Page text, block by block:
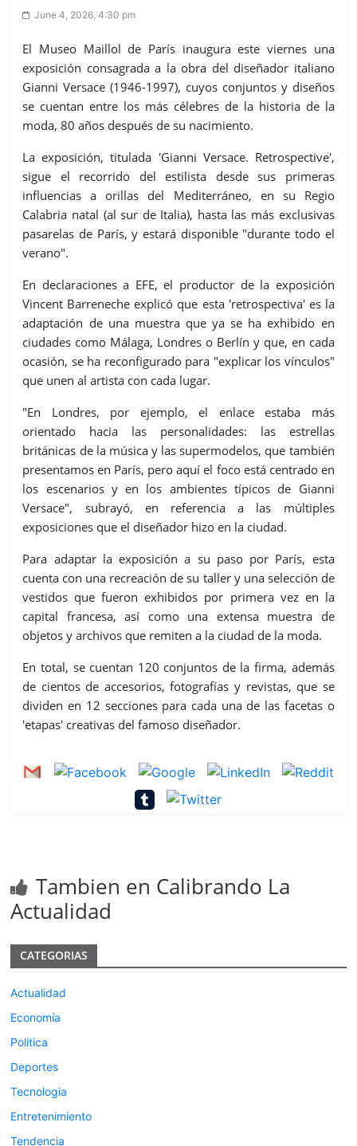
June 4, 2026, 4:30 pm
El Museo Maillol de París inaugura este viernes una
exposición consagrada a la obra del diseñador italiano
Gianni Versace (1946-1997), cuyos conjuntos y diseños
se cuentan entre los más célebres de la historia de la
moda, 80 años después de su nacimiento.
La exposición, titulada 'Gianni Versace. Retrospective',
sigue el recorrido del estilista desde sus primeras
influencias a orillas del Mediterráneo, en su Regio
Calabria natal (al sur de Italia), hasta las más exclusivas
pasarelas de París, y estará disponible "durante todo el
verano".
En declaraciones a EFE, el productor de la exposición
Vincent Barreneche explicó que esta 'retrospectiva' es la
adaptación de una muestra que ya se ha exhibido en
ciudades como Málaga, Londres o Berlín y que, en cada
ocasión, se ha reconfigurado para "explicar los vínculos"
que unen al artista con cada lugar.
"En Londres, por ejemplo, el enlace estaba más
orientado hacia las personalidades: las estrellas
británicas de la música y las supermodelos, que también
presentamos en París, pero aquí el foco está centrado en
los escenarios y en los ambientes típicos de Gianni
Versace", subrayó, en referencia a las múltiples
exposiciones que el diseñador hizo en la ciudad.
Para adaptar la exposición a su paso por París, esta
cuenta con una recreación de su taller y una selección de
vestidos que fueron exhibidos por primera vez en la
capital francesa, así como una extensa muestra de
objetos y archivos que remiten a la ciudad de la moda.
En total, se cuentan 120 conjuntos de la firma, además
de cientos de accesorios, fotografías y revistas, que se
dividen en 12 secciones para cada una de las facetas o
'etapas' creativas del famoso diseñador.
Tambien en Calibrando La
Actualidad
CATEGORIAS
Actualidad
Economía
Politica
Deportes
Tecnologia
Entretenimiento
Tendencia